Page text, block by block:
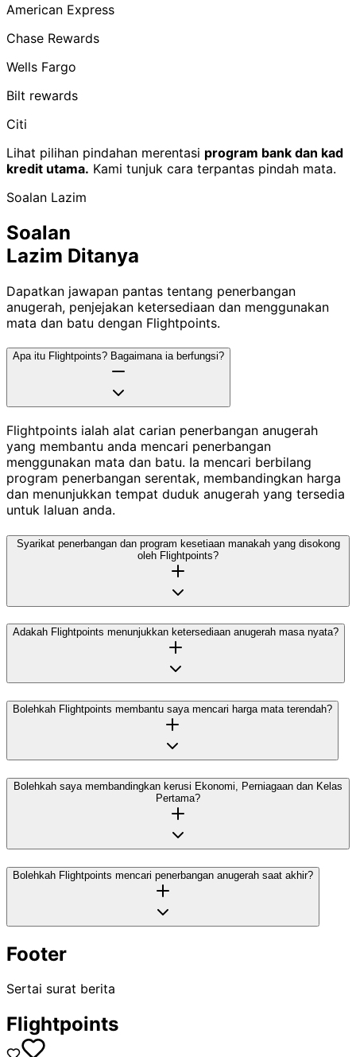
American Express
Chase Rewards
Wells Fargo
Bilt rewards
Citi
Lihat pilihan pindahan merentasi program bank dan kad
kredit utama. Kami tunjuk cara terpantas pindah mata.
Soalan Lazim
Soalan
Lazim Ditanya
Dapatkan jawapan pantas tentang penerbangan
anugerah, penjejakan ketersediaan dan menggunakan
mata dan batu dengan Flightpoints.
Apa itu Flightpoints? Bagaimana ia berfungsi?
Flightpoints ialah alat carian penerbangan anugerah
yang membantu anda mencari penerbangan
menggunakan mata dan batu. Ia mencari berbilang
program penerbangan serentak, membandingkan harga
dan menunjukkan tempat duduk anugerah yang tersedia
untuk laluan anda.
Syarikat penerbangan dan program kesetiaan manakah yang disokong
oleh Flightpoints?
Adakah Flightpoints menunjukkan ketersediaan anugerah masa nyata?
Bolehkah Flightpoints membantu saya mencari harga mata terendah?
Bolehkah saya membandingkan kerusi Ekonomi, Perniagaan dan Kelas
Pertama?
Bolehkah Flightpoints mencari penerbangan anugerah saat akhir?
Footer
Sertai surat berita
Flightpoints